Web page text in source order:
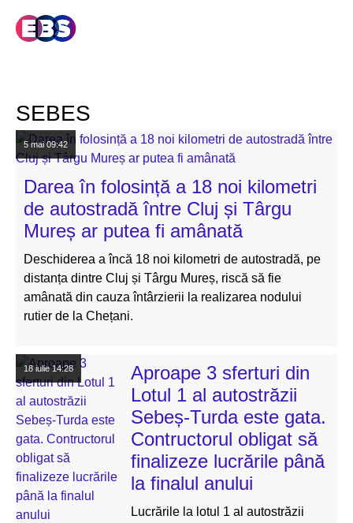
SEBES
5 mai09:42
Darea în folosință a 18 noi kilometri
de autostradă între Cluj și Târgu
Mureș ar putea fi amânată
Deschiderea a încă 18 noi kilometri de autostradă, pe
distanța dintre Cluj și Târgu Mureș, riscă să fie
amânată din cauza întârzierii la realizarea nodului
rutier de la Chețani.
18 iulie14:28
Aproape 3 sferturi din
Lotul 1 al autostrăzii
Sebeș-Turda este gata.
Contructorul obligat să
finalizeze lucrările până
la finalul anului
Lucrările la lotul 1 al autostrăzii